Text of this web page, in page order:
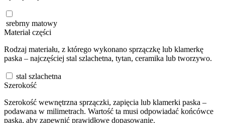
srebrny matowy
Materiał części
Rodzaj materiału, z którego wykonano sprzączkę lub klamerkę
paska – najczęściej stal szlachetna, tytan, ceramika lub tworzywo.
stal szlachetna
Szerokość
Szerokość wewnętrzna sprzączki, zapięcia lub klamerki paska –
podawana w milimetrach. Wartość ta musi odpowiadać końcówce
paska, aby zapewnić prawidłowe dopasowanie.